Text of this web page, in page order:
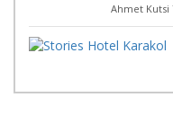
Ahmet Kutsi